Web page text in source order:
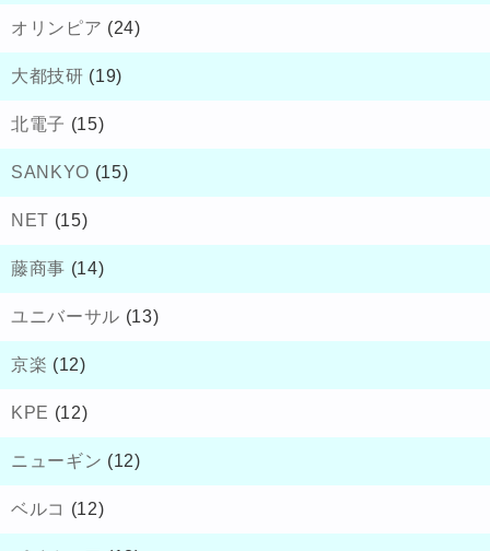
オリンピア (24)
大都技研 (19)
北電子 (15)
SANKYO (15)
NET (15)
藤商事 (14)
ユニバーサル (13)
京楽 (12)
KPE (12)
ニューギン (12)
ベルコ (12)